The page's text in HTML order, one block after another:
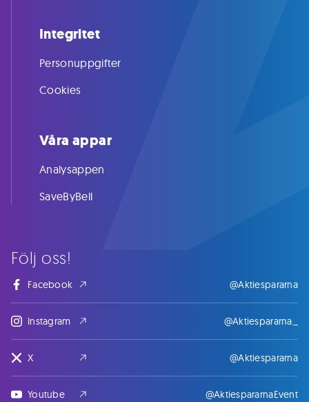
Följ oss!
Facebook @Aktiespararna
Instagram @Aktiespararna_
X @Aktiespararna
Youtube @AktiespararnaEvent
Integritet
Personuppgifter
Cookies
Våra appar
Analysappen
SaveByBell